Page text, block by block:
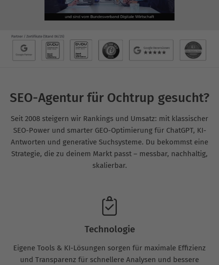
SEO-Agentur für Ochtrup gesucht?
Seit 2008 steigern wir Rankings und Umsatz: mit klassischer
SEO-Power und smarter GEO-Optimierung für ChatGPT, KI-
Antworten und generative Suchsysteme. Du bekommst eine
Strategie, die zu deinem Markt passt – messbar, nachhaltig,
skalierbar.
Technologie
Eigene Tools & KI-Lösungen sorgen für maximale Effizienz
und Transparenz für schnellere Analysen und bessere